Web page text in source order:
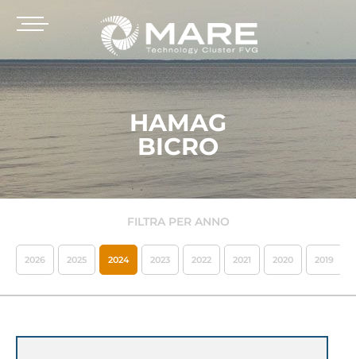
HAMAG
BICRO
FILTRA PER ANNO
2026 2025 2024 2023 2022 2021 2020 2019